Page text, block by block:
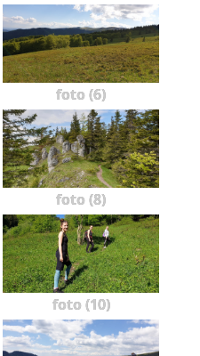
foto (6)
foto (8)
foto (10)